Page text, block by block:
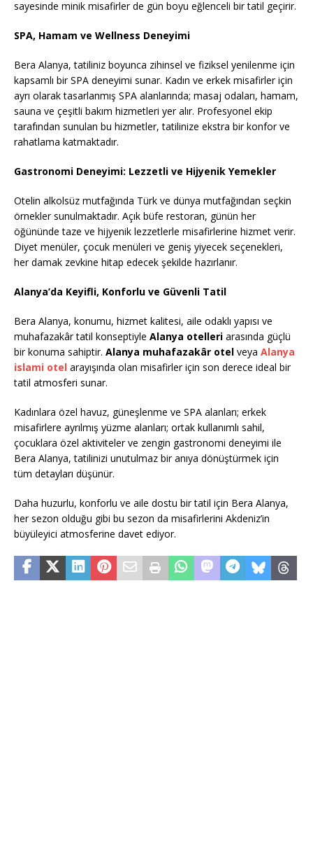
sayesinde minik misafirler de gün boyu eğlenceli bir tatil geçirir.
SPA, Hamam ve Wellness Deneyimi
Bera Alanya, tatiliniz boyunca zihinsel ve fiziksel yenilenme için
kapsamlı bir SPA deneyimi sunar. Kadın ve erkek misafirler için
ayrı olarak tasarlanmış SPA alanlarında; masaj odaları, hamam,
sauna ve çeşitli bakım hizmetleri yer alır. Profesyonel ekip
tarafından sunulan bu hizmetler, tatilinize ekstra bir konfor ve
rahatlama katmaktadır.
Gastronomi Deneyimi: Lezzetli ve Hijyenik Yemekler
Otelin alkolsüz mutfağında Türk ve dünya mutfağından seçkin
örnekler sunulmaktadır. Açık büfe restoran, günün her
öğününde taze ve hijyenik lezzetlerle misafirlerine hizmet verir.
Diyet menüler, çocuk menüleri ve geniş yiyecek seçenekleri,
her damak zevkine hitap edecek şekilde hazırlanır.
Alanya’da Keyifli, Konforlu ve Güvenli Tatil
Bera Alanya, konumu, hizmet kalitesi, aile odaklı yapısı ve
muhafazakâr tatil konseptiyle Alanya otelleri arasında güçlü
bir konuma sahiptir. Alanya muhafazakâr otel veya Alanya
islami otel arayışında olan misafirler için son derece ideal bir
tatil atmosferi sunar.
Kadınlara özel havuz, güneşlenme ve SPA alanları; erkek
misafirlere ayrılmış yüzme alanları; ortak kullanımlı sahil,
çocuklara özel aktiviteler ve zengin gastronomi deneyimi ile
Bera Alanya, tatilinizi unutulmaz bir anıya dönüştürmek için
tüm detayları düşünür.
Daha huzurlu, konforlu ve aile dostu bir tatil için Bera Alanya,
her sezon olduğu gibi bu sezon da misafirlerini Akdeniz’in
büyüleyici atmosferine davet ediyor.